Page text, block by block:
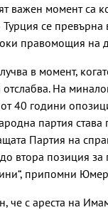
важен момент са
се превърна
правомощия на
в момент,
отслабва. На
40 години
партия става
Партия на
втора позиция за
припомни
че с ареста на